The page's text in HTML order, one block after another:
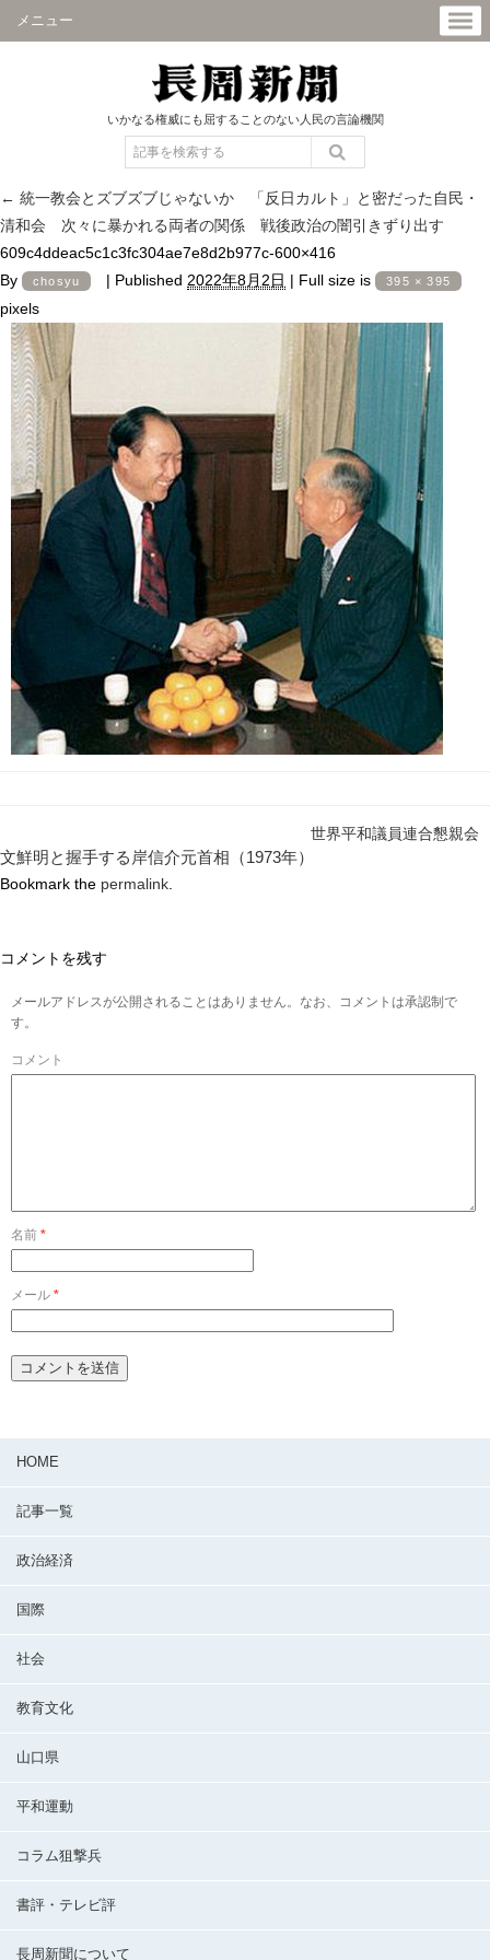
メニュー
いかなる権威にも屈することのない人民の言論機関
← 統一教会とズブズブじゃないか 「反日カルト」と密だった自民・
清和会 次々に暴かれる両者の関係 戦後政治の闇引きずり出す
609c4ddeac5c1c3fc304ae7e8d2b977c-600×416
By
chosyu | Published 2022年8月2日 | Full size is 395 × 395
pixels
世界平和議員連合懇親会
文鮮明と握手する岸信介元首相（1973年）
Bookmark the permalink
コメントを残す
メールアドレスが公開されることはありません。なお、コメントは承認制で
す。
コメント
名前 *
メール *
HOME
記事一覧
政治経済
国際
社会
教育文化
山口県
平和運動
コラム狙撃兵
書評・テレビ評
長周新聞について